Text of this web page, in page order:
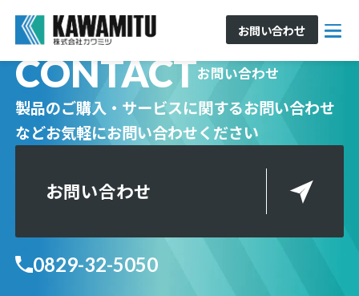
お問い合わせ
CONTACTお問い合わせ
製品のご購入・サービスに関するお問い合わせ
などお気軽にお問い合わせください
お問い合わせ
0829-32-5050